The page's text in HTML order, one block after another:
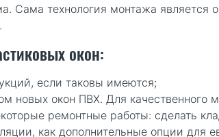
Сама технология монтажа
окон:
если таковы имеются;
новых окон ПВХ. Для качественного
ремонтные работы: сделать
как дополнительные опции для